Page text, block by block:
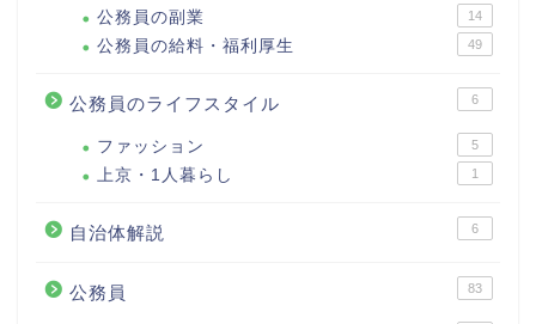
公務員の副業 14
公務員の給料・福利厚生 49
公務員のライフスタイル 6
ファッション 5
上京・1人暮らし 1
自治体解説 6
公務員 83